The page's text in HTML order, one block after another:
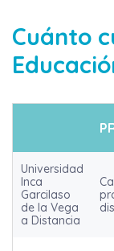
Cuánto
Universidad
Inca
Garcilaso
de la Vega
a Distancia